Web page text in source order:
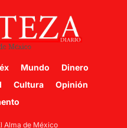
Mundo
Dinero
Cultura
Opinión
Alma de México